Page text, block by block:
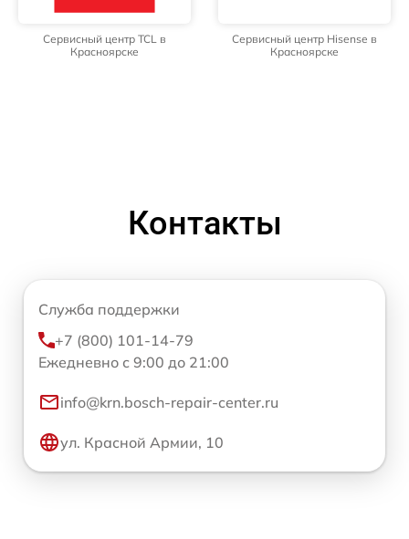
Сервисный центр TCL в
Красноярске
Сервисный центр Hisense в
Красноярске
Контакты
Служба поддержки
+7 (800) 101-14-79
Ежедневно с 9:00 до 21:00
info@krn.bosch-repair-center.ru
ул. Красной Армии, 10